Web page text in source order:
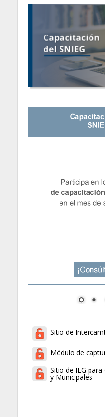
Sitio de
Módulo de
Sitio de IEG
y Municipales